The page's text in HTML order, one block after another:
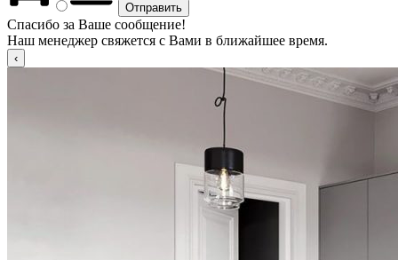
Спасибо за Ваше сообщение!
Наш менеджер свяжется с Вами в ближайшее время.